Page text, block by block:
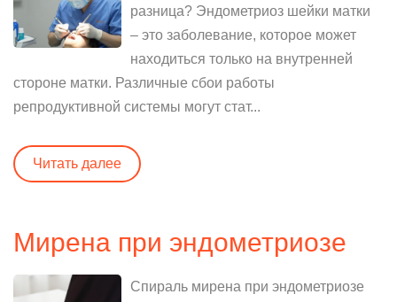
разница? Эндометриоз шейки матки
– это заболевание, которое может
находиться только на внутренней
стороне матки. Различные сбои работы
репродуктивной системы могут стат...
Читать далее
Мирена при эндометриозе
Спираль мирена при эндометриозе